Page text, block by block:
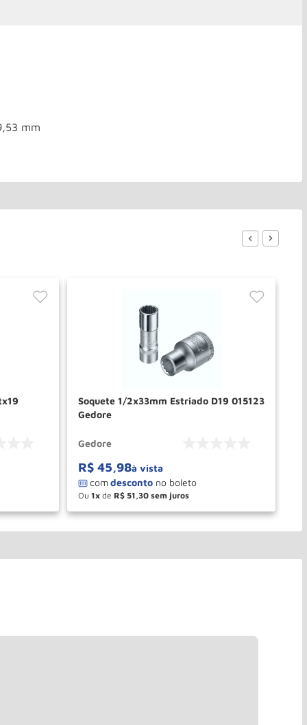
mm
Soquete 1/2x33mm Estriado D19 015123
Gedore
Gedore
R$ 45,98à vista
Ou 1 de R$ 51 30
＋
－ COMPRAR